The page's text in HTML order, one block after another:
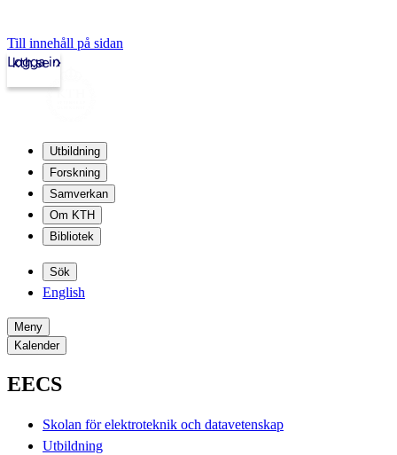
Till innehåll på sidan
kth.se
Logga in
Utbildning
Forskning
Samverkan
Om KTH
Bibliotek
Sök
English
Meny
Kalender
EECS
Skolan för elektroteknik och datavetenskap
Utbildning